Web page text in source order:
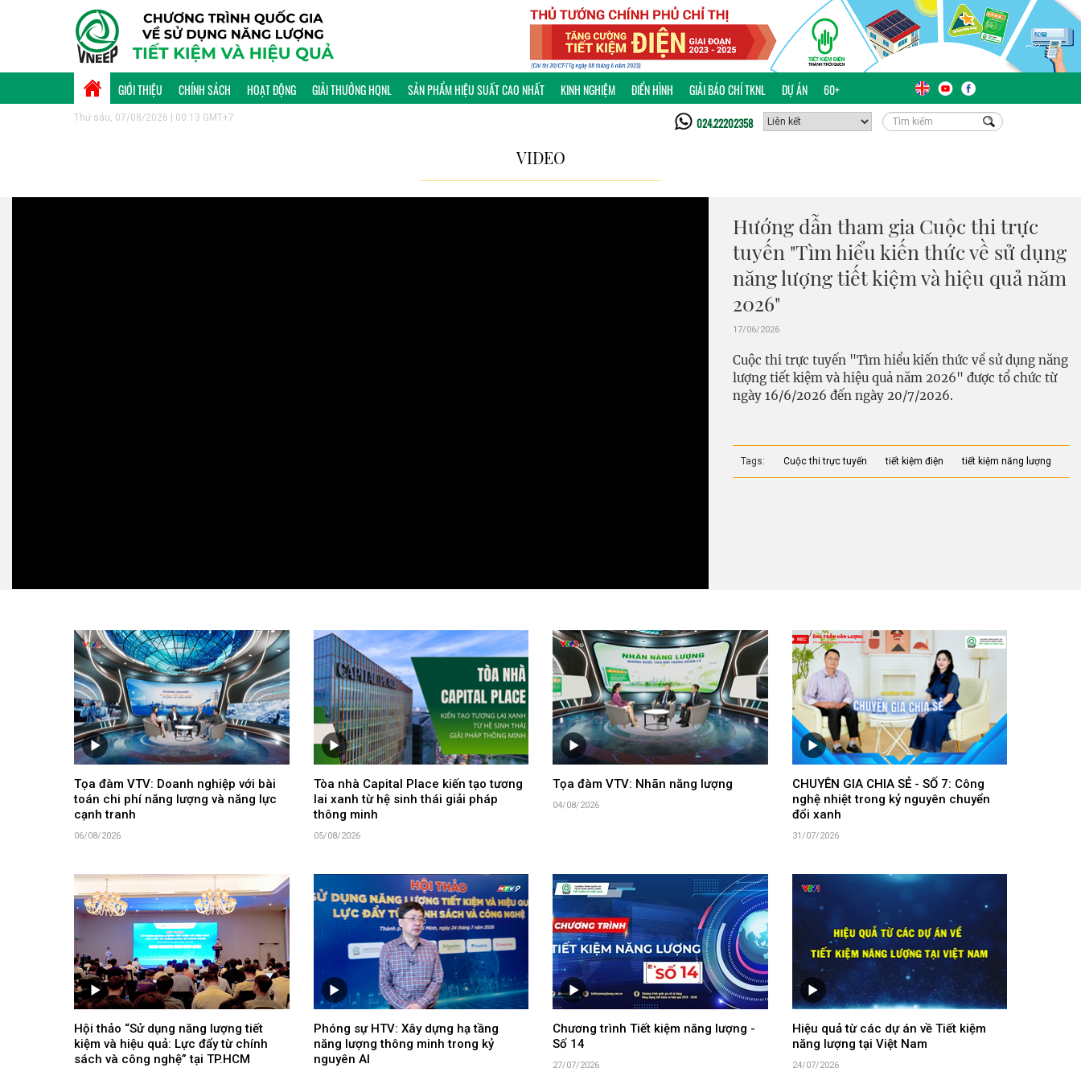
GIỚI THIỆU CHÍNH SÁCH HOẠT ĐỘNG GIẢI THƯỞNG HQNL SẢN PHẨM HIỆU SUẤT CAO NHẤT KINH NGHIỆM ĐIỂN HÌNH GIẢI BÁO CHÍ TKNL DỰ ÁN 60+
Thứ sáu, 07/08/2026 | 00:13 GMT+7 024.22202358
VIDEO
Hướng dẫn tham gia Cuộc thi trực
tuyến "Tìm hiểu kiến thức về sử dụng
năng lượng tiết kiệm và hiệu quả năm
2026"
17/06/2026
Cuộc thi trực tuyến "Tìm hiểu kiến thức về sử dụng năng
lượng tiết kiệm và hiệu quả năm 2026" được tổ chức từ
ngày 16/6/2026 đến ngày 20/7/2026.
Tags: Cuộc thi trực tuyến tiết kiệm điện tiết kiệm năng lượng
Tọa đàm VTV: Doanh nghiệp với bài
toán chi phí năng lượng và năng lực
cạnh tranh
06/08/2026
Tòa nhà Capital Place kiến tạo tương
lai xanh từ hệ sinh thái giải pháp
thông minh
05/08/2026
Tọa đàm VTV: Nhãn năng lượng
04/08/2026
CHUYÊN GIA CHIA SẺ - SỐ 7: Công
nghệ nhiệt trong kỷ nguyên chuyển
đổi xanh
31/07/2026
Hội thảo “Sử dụng năng lượng tiết
kiệm và hiệu quả: Lực đẩy từ chính
sách và công nghệ” tại TP.HCM
Phóng sự HTV: Xây dựng hạ tầng
năng lượng thông minh trong kỷ
nguyên AI
Chương trình Tiết kiệm năng lượng -
Số 14
27/07/2026
Hiệu quả từ các dự án về Tiết kiệm
năng lượng tại Việt Nam
24/07/2026